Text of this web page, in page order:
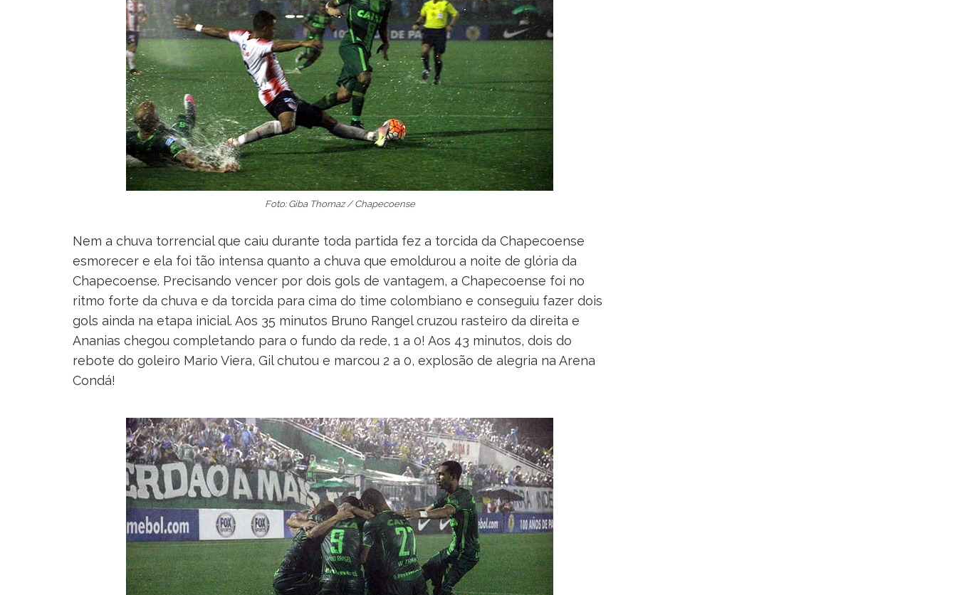
Foto: Giba Thomaz / Chapecoense
Nem a chuva torrencial que caiu durante toda partida fez a torcida da Chapecoense
esmorecer e ela foi tão intensa quanto a chuva que emoldurou a noite de glória da
Chapecoense. Precisando vencer por dois gols de vantagem, a Chapecoense foi no
ritmo forte da chuva e da torcida para cima do time colombiano e conseguiu fazer dois
gols ainda na etapa inicial. Aos 35 minutos Bruno Rangel cruzou rasteiro da direita e
Ananias chegou completando para o fundo da rede, 1 a 0! Aos 43 minutos, dois do
rebote do goleiro Mario Viera, Gil chutou e marcou 2 a 0, explosão de alegria na Arena
Condá!